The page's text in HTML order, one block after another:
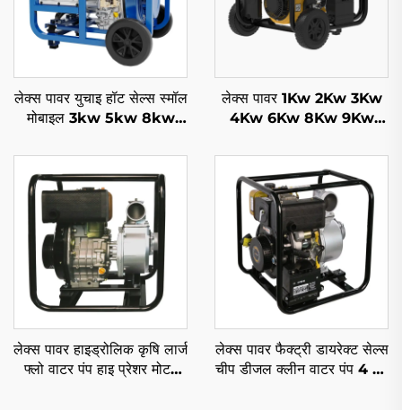
लेक्स पावर युचाइ हॉट सेल्स स्मॉल
मोबाइल 3kw 5kw 8kw
लेक्स पावर 1Kw 2Kw 3Kw
4Kw 6Kw 8Kw 9Kw
लेक्स पावर हाइड्रोलिक कृषि लार्ज
फ्लो वाटर पंप हाइ प्रेशर मोटर
लेक्स पावर फैक्ट्री डायरेक्ट सेल्स
चीप डीजल क्लीन वाटर पंप 4 इंच